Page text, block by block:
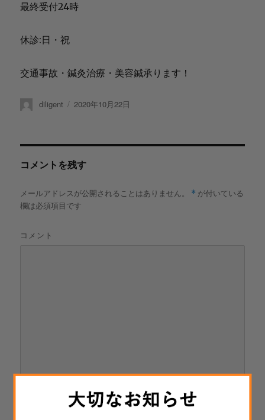
最終受付24時
休診:日・祝
交通事故・鍼灸治療・美容鍼承ります！
投
diligent
投
2020年10月22日
コメントを残す
メールアドレスが公開されることはありません。 * が付いている
欄は必須項目です
コメント